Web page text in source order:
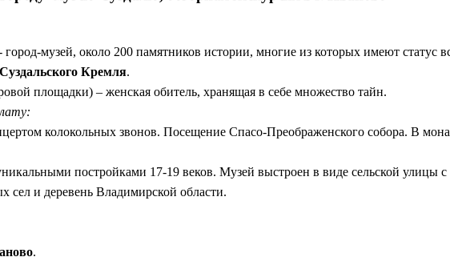
город-музей, около 200 памятников истории, многие из которых имеют
Суздальского Кремля.
площадки) – женская обитель, хранящая в себе множество тайн.
колокольных звонов. Посещение Спасо-Преображенского собора. В
постройками 17-19 веков. Музей выстроен в виде сельской
сел и деревень Владимирской области.
.